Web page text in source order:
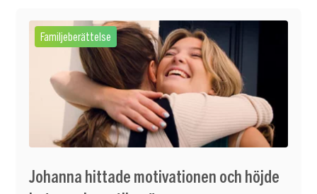
Familjeberättelse
Johanna hittade motivationen och höjde